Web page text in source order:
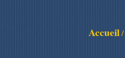
Accueil /